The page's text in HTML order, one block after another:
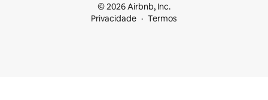
© 2026 Airbnb, Inc.
Privacidade
Termos